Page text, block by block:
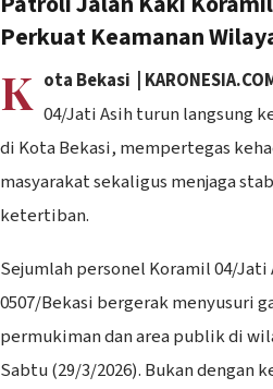
Perkuat Keamanan
K ota Bekasi |
04/Jati Asih turun langsung
di Kota Bekasi, mempertegas
masyarakat sekaligus menjaga
ketertiban.
‎Sejumlah personel Koramil 04/Jati
0507/Bekasi bergerak menyusuri
permukiman dan area publik di
Sabtu (29/3/2026). Bukan dengan